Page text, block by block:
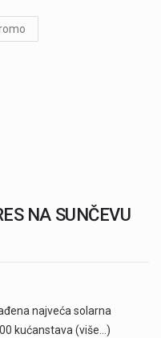
NA SUNČEVU
najveća solarna
kućanstava (više…)